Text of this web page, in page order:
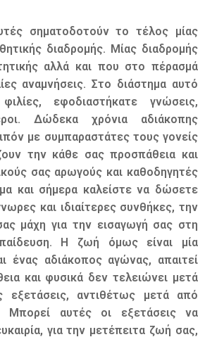
σηματοδοτούν το τέλος μίας
διαδρομής. Μίας διαδρομής
αλλά και που στο πέρασμά
αναμνήσεις. Στο διάστημα αυτό
εφοδιαστήκατε γνώσεις,
Δώδεκα χρόνια αδιάκοπης
με συμπαραστάτες τους γονείς
την κάθε σας προσπάθεια και
σας αρωγούς και καθοδηγητές
και σήμερα καλείστε να δώσετε
και ιδιαίτερες συνθήκες, την
μάχη για την εισαγωγή σας στη
Η ζωή όμως είναι μία
ένας αδιάκοπος αγώνας, απαιτεί
και φυσικά δεν τελειώνει μετά
εξετάσεις, αντιθέτως μετά από
Μπορεί αυτές οι εξετάσεις να
για την μετέπειτα ζωή σας,